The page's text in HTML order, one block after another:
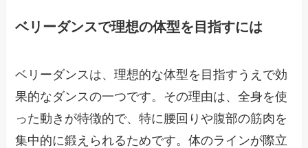
ベリーダンスで理想の体型を目指すには
ベリーダンスは、理想的な体型を目指すうえで効
果的なダンスの一つです。その理由は、全身を使
った動きが特徴的で、特に腰回りや腹部の筋肉を
集中的に鍛えられるためです。体のラインが際立